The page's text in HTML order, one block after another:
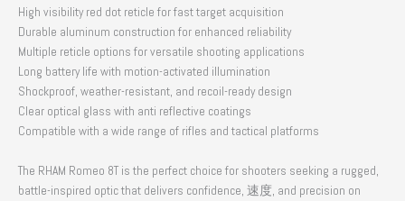
High visibility red dot reticle for fast target acquisition
Durable aluminum construction for enhanced reliability
Multiple reticle options for versatile shooting applications
Long battery life with motion-activated illumination
Shockproof, weather-resistant, and recoil-ready design
Clear optical glass with anti reflective coatings
Compatible with a wide range of rifles and tactical platforms
The RHAM Romeo 8T is the perfect choice for shooters seeking a rugged,
battle-inspired optic that delivers confidence, 速度, and precision on